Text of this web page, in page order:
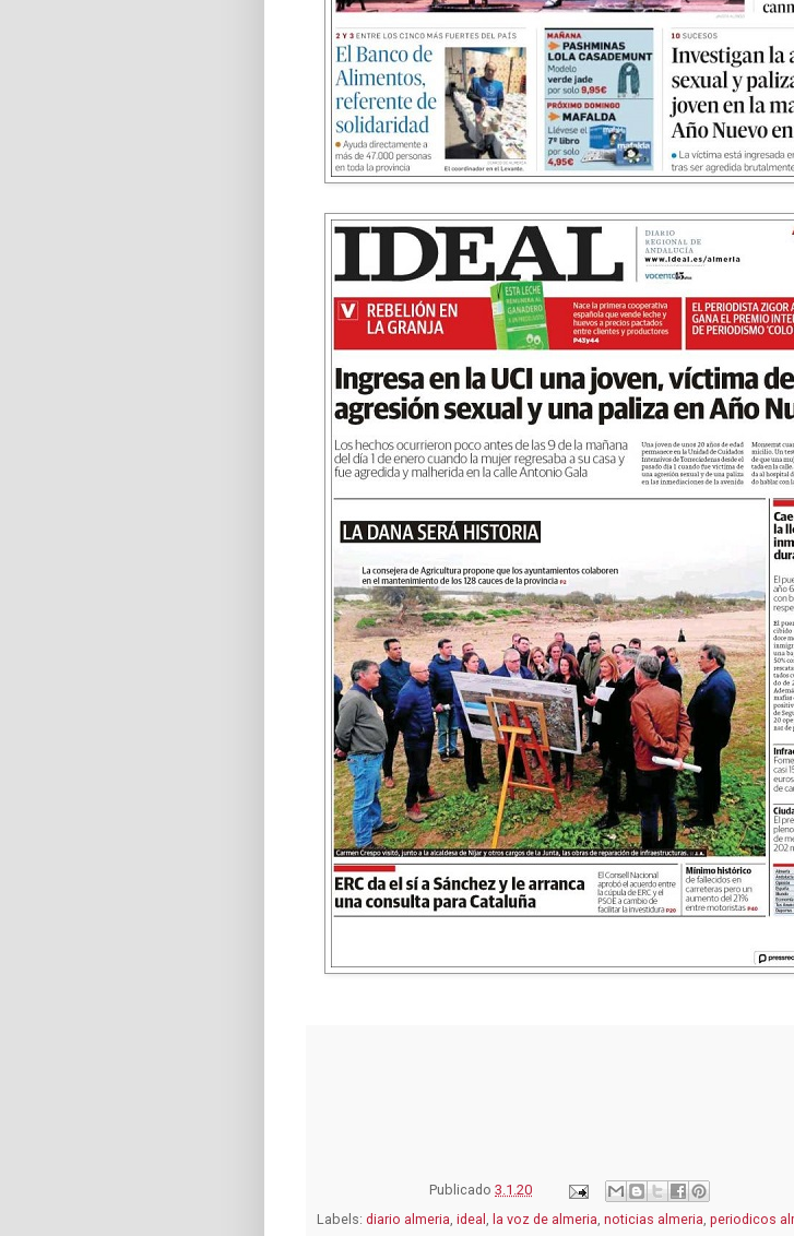
Publicado 3.1.20
Labels: diario almeria, ideal , la voz de almeria, noticias almeria, periodicos